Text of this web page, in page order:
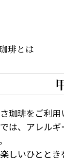
琲とは
珈琲をご利用
は、アレル
しいひととき